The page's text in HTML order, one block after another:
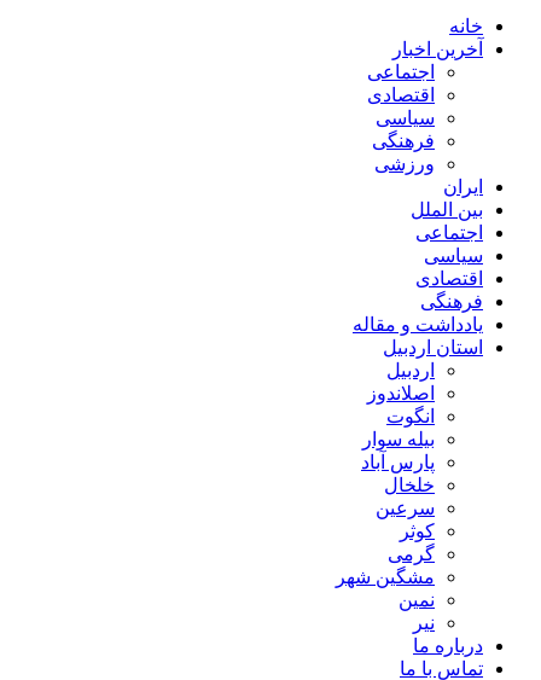
خانه
آخرین اخبار
اجتماعی
اقتصادی
سیاسی
فرهنگی
ورزشی
ایران
بین الملل
اجتماعی
سیاسی
اقتصادی
فرهنگی
یادداشت و مقاله
استان اردبیل
اردبیل
اصلاندوز
انگوت
بیله سوار
پارس آباد
خلخال
سرعین
کوثر
گرمی
مشگین شهر
نمین
نیر
درباره ما
تماس با ما